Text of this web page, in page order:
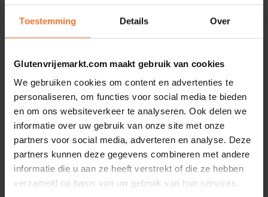
Toestemming Details Over
Glutenvrijemarkt.com maakt gebruik van cookies
We gebruiken cookies om content en advertenties te
personaliseren, om functies voor social media te bieden
en om ons websiteverkeer te analyseren. Ook delen we
informatie over uw gebruik van onze site met onze
partners voor social media, adverteren en analyse. Deze
partners kunnen deze gegevens combineren met andere
informatie die u aan ze heeft verstrekt of die ze hebben
verzameld op basis van uw gebruik van hun services.
Op voorraad Op voorraad